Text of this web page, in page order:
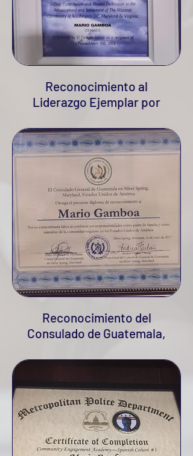
Reconocimiento al
Liderazgo Ejemplar por
Reconocimiento del
Consulado de Guatemala,